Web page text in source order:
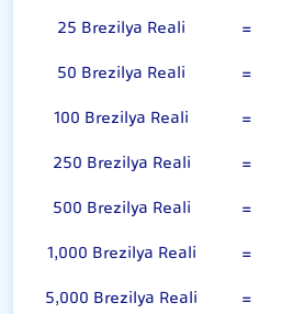
25 Brezilya Reali
=
50 Brezilya Reali
=
100 Brezilya Reali
=
250 Brezilya Reali
=
500 Brezilya Reali
=
1,000 Brezilya Reali
=
5,000 Brezilya Reali
=